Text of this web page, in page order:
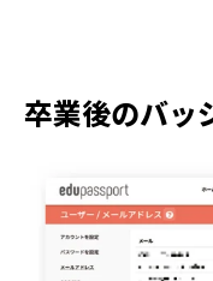
卒業後のバッ